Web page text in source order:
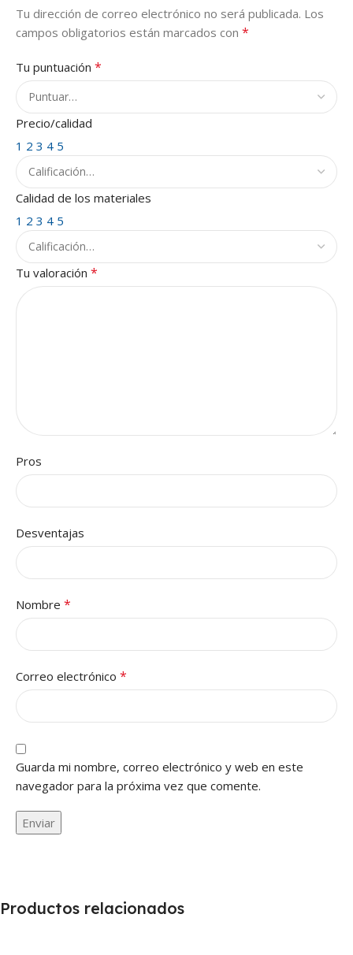
Tu dirección de correo electrónico no será publicada. Los
campos obligatorios están marcados con *
Tu puntuación *
Precio/calidad
1 2 3 4 5
Calidad de los materiales
1 2 3 4 5
Tu valoración *
Pros
Desventajas
Nombre *
Correo electrónico *
Guarda mi nombre, correo electrónico y web en este
navegador para la próxima vez que comente.
Productos relacionados